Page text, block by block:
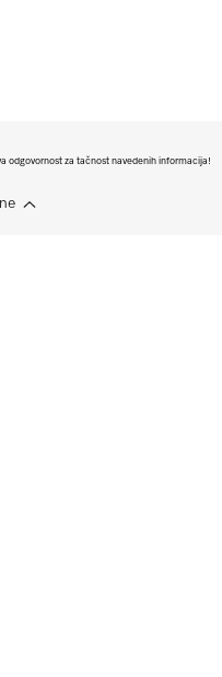
odgovornost za tačnost navedenih informacija!